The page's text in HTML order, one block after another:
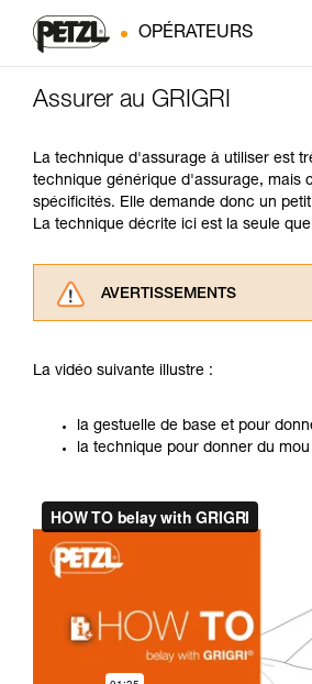
OPÉRATEURS
Assurer au GRIGRI
La technique d'assurage à utiliser est
technique générique d'assurage, mais
spécificités. Elle demande donc un
La technique décrite ici est la seule
AVERTISSEMENTS
consulter. Vous devez avoir
pouvoir comprendre ce
d’informations.
avec un professionnel votre
la manipulation, seul, en toute
de la reproduire en autonomie.
Nous donnons des exemples
liées à votre activité. Il peut en
que nous ne décrivons pas ici.
La vidéo suivante illustre :
la gestuelle de base et pour
la technique pour donner du